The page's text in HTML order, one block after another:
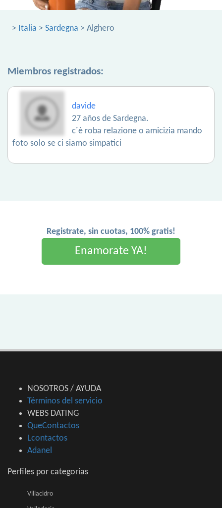
> Italia > Sardegna > Alghero
Miembros registrados:
davide
27 años de Sardegna.
c´è roba relazione o amicizia mando
foto solo se ci siamo simpatici
Registrate, sin cuotas, 100% gratis!
Enamorate YA!
NOSOTROS / AYUDA
Términos del servicio
WEBS DATING
QueContactos
Lcontactos
Adanel
Perfiles por categorias
Villacidro